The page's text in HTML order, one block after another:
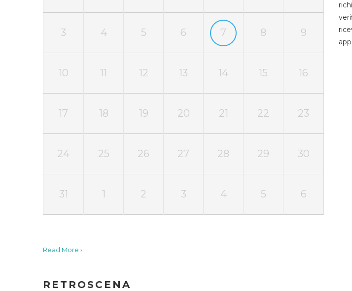
3 4 5 6 7 8 9
10 11 12 13 14 15 16
17 18 19 20 21 22 23
24 25 26 27 28 29 30
31 1 2 3 4 5 6
Read More ›
RETROSCENA